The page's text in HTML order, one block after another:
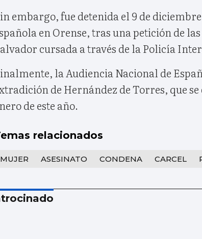
embargo, fue detenida el 9 de
en Orense, tras una petición de
cursada a través de la Policía
la Audiencia Nacional de
de Hernández de Torres, que se
de este año.
relacionados
MUJER ASESINATO CONDENA CARCEL